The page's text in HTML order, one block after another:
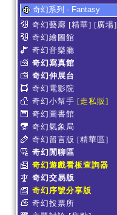
奇幻系列 - Fantasy
奇幻藝廊 [精華] [廣場]
奇幻繪圖館
奇幻音樂廳
奇幻寫真館
奇幻伸展台
奇幻電影院
奇幻小幫手 [走私販]
奇幻圖書館
奇幻氣象局
奇幻留言版 [精華區]
奇幻閒聊區
奇幻遊戲看板查詢器
奇幻交易版
奇幻序號分享版
奇幻投票所